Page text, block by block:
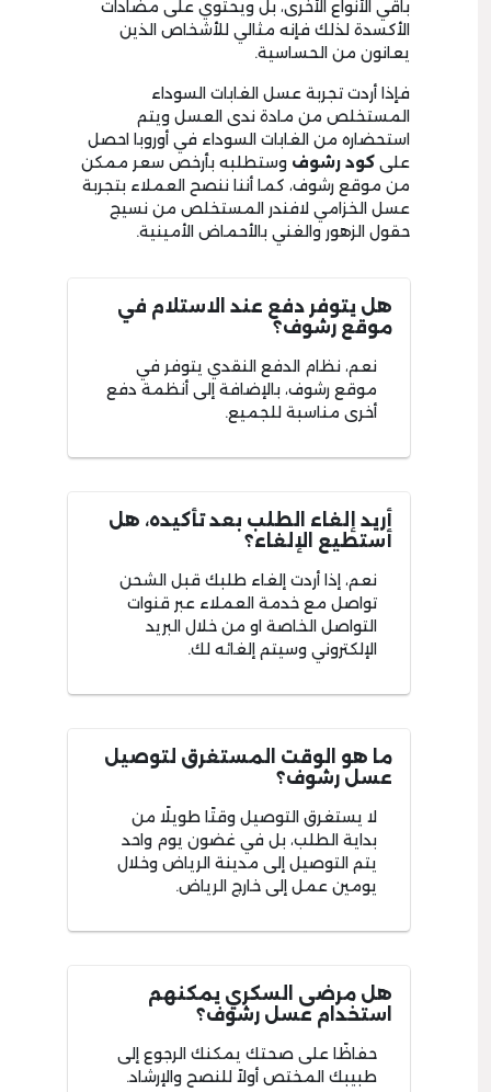
باقي الأنواع الأخرى، بل ويحتوي على مضادات
الأكسدة لذلك فإنه مثالي للأشخاص الذين
يعانون من الحساسية.
فإذا أردت تجربة عسل الغابات السوداء
المستخلص من مادة ندى العسل ويتم
استحضاره من الغابات السوداء في أوروبا احصل
على كود رشوف وستطلبه بأرخص سعر ممكن
من موقع رشوف، كما أننا ننصح العملاء بتجربة
عسل الخزامي لافندر المستخلص من نسيج
حقول الزهور والغني بالأحماض الأمينية.
هل يتوفر دفع عند الاستلام في
موقع رشوف؟
نعم، نظام الدفع النقدي يتوفر في
موقع رشوف، بالإضافة إلى أنظمة دفع
أخرى مناسبة للجميع.
أريد إلغاء الطلب بعد تأكيده، هل
أستطيع الإلغاء؟
نعم، إذا أردت إلغاء طلبك قبل الشحن
تواصل مع خدمة العملاء عبر قنوات
التواصل الخاصة او من خلال البريد
الإلكتروني وسيتم إلغائه لك.
ما هو الوقت المستغرق لتوصيل
عسل رشوف؟
لا يستغرق التوصيل وقتًا طويلًا من
بداية الطلب، بل في غضون يوم واحد
يتم التوصيل إلى مدينة الرياض وخلال
يومين عمل إلى خارج الرياض.
هل مرضى السكري يمكنهم
استخدام عسل رشوف؟
حفاظًا على صحتك يمكنك الرجوع إلى
طبيبك المختص أولاً للنصح والإرشاد.